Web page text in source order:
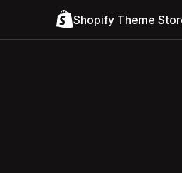
Shopify Theme